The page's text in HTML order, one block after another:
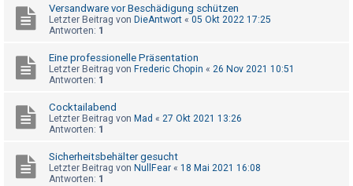
r
i
e
n
U
n
Versandware vor Beschädigung schützen
Letzter Beitrag von DieAntwort « 05 Okt 2022 17:25
Antworten: 1
Eine professionelle Präsentation
Letzter Beitrag von Frederic Chopin « 26 Nov 2021 10:51
Antworten: 1
Cocktailabend
Letzter Beitrag von Mad « 27 Okt 2021 13:26
Antworten: 1
Sicherheitsbehälter gesucht
Letzter Beitrag von NullFear « 18 Mai 2021 16:08
Antworten: 1